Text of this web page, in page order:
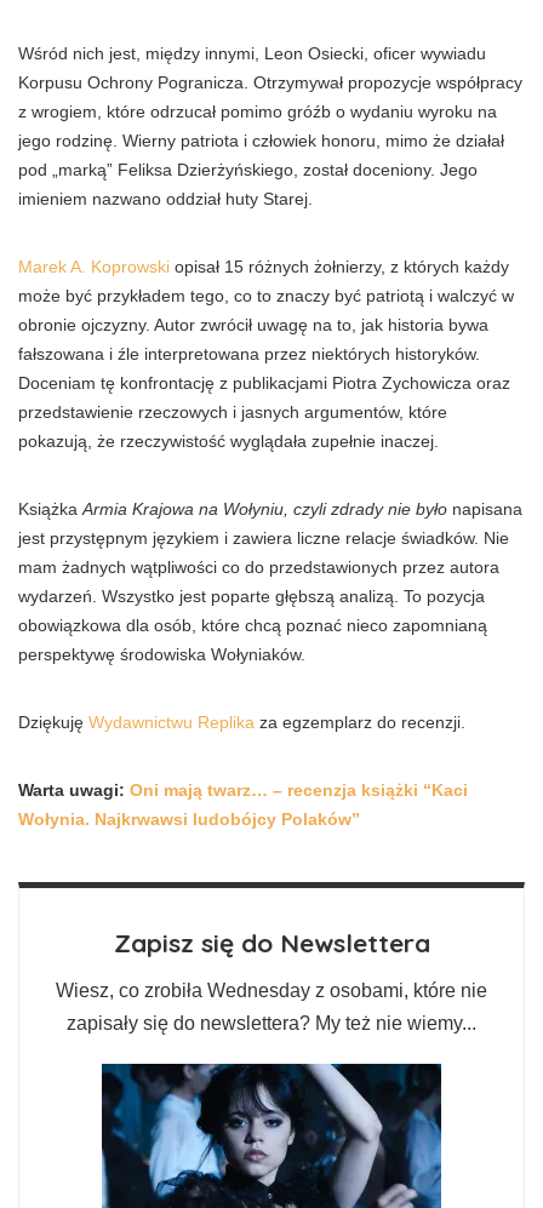
Wśród nich jest, między innymi, Leon Osiecki, oficer wywiadu
Korpusu Ochrony Pogranicza. Otrzymywał propozycje współpracy
z wrogiem, które odrzucał pomimo gróźb o wydaniu wyroku na
jego rodzinę. Wierny patriota i człowiek honoru, mimo że działał
pod „marką” Feliksa Dzierżyńskiego, został doceniony. Jego
imieniem nazwano oddział huty Starej.
Marek A. Koprowski opisał 15 różnych żołnierzy, z których każdy
może być przykładem tego, co to znaczy być patriotą i walczyć w
obronie ojczyzny. Autor zwrócił uwagę na to, jak historia bywa
fałszowana i źle interpretowana przez niektórych historyków.
Doceniam tę konfrontację z publikacjami Piotra Zychowicza oraz
przedstawienie rzeczowych i jasnych argumentów, które
pokazują, że rzeczywistość wyglądała zupełnie inaczej.
Książka Armia Krajowa na Wołyniu, czyli zdrady nie było napisana
jest przystępnym językiem i zawiera liczne relacje świadków. Nie
mam żadnych wątpliwości co do przedstawionych przez autora
wydarzeń. Wszystko jest poparte głębszą analizą. To pozycja
obowiązkowa dla osób, które chcą poznać nieco zapomnianą
perspektywę środowiska Wołyniaków.
Dziękuję Wydawnictwu Replika za egzemplarz do recenzji.
Warta uwagi: Oni mają twarz… – recenzja książki “Kaci
Wołynia. Najkrwawsi ludobójcy Polaków”
Zapisz się do Newslettera
Wiesz, co zrobiła Wednesday z osobami, które nie
zapisały się do newslettera? My też nie wiemy...